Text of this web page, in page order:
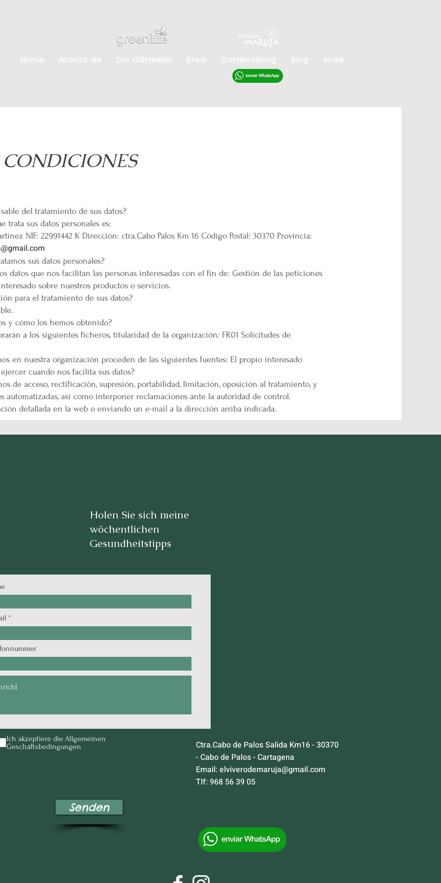
Home Acerca de Die Gärtnerei Etwa Gartendesing Blog More
del tratamiento de sus datos?
trata sus datos personales es:
NIF: 22991442 K Dirección: ctra.Cabo Palos Km 16 Código Postal: 30370 Provincia:
tratamos sus datos personales?
datos que nos facilitan las personas interesadas con el fin de: Gestión de las peticiones
sobre nuestros productos o servicios.
para el tratamiento de sus datos?
tratamos y cómo los hemos obtenido?
a los siguientes ficheros, titularidad de la organización: FR01 Solicitudes de
en nuestra organización proceden de las siguientes fuentes: El propio interesado
ejercer cuando nos facilita sus datos?
de acceso, rectificación, supresión, portabilidad, limitación, oposición al tratamiento, y
automatizadas, así como interponer reclamaciones ante la autoridad de control.
detallada en la web o enviando un e-mail a la dirección arriba indicada.
Holen Sie sich meine
wöchentlichen
Gesundheitstipps
Ich akzeptiere die Allgemeinen
Geschäftsbedingungen
Senden
Ctra.Cabo de Palos Salida Km16 - 30370
- Cabo de Palos - Cartagena
Email: elviverodemaruja@gmail.com
Tlf: 968 56 39 05